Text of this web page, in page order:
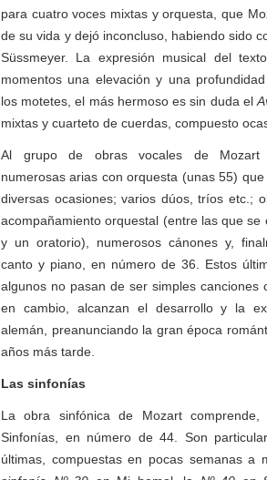
para cuatro voces mixtas y orquesta, que
de su vida y dejó inconcluso, habiendo sido
Süssmeyer. La expresión musical del
momentos una elevación y una
los motetes, el más hermoso es sin duda el
mixtas y cuarteto de cuerdas, compuesto
Al grupo de obras vocales de Mozart
numerosas arias con orquesta (unas 55)
diversas ocasiones; varios dúos, tríos etc.;
acompañamiento orquestal (entre las que se
y un oratorio), numerosos cánones y,
canto y piano, en número de 36. Estos
algunos no pasan de ser simples canciones
en cambio, alcanzan el desarrollo y la
alemán, preanunciando la gran época
años más tarde.
Las sinfonías
La obra sinfónica de Mozart
Sinfonías, en número de 44. Son
últimas, compuestas en pocas semanas a